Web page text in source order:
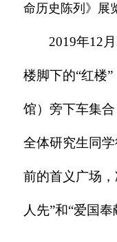
命历史陈列》展
2019年12
楼脚下的“红楼
馆）旁下车集
全体研究生同
前的首义广场
人先”和“爱国